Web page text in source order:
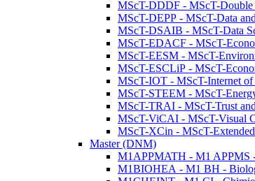
MScT-DDDF - MScT-Double
MScT-DEPP - MScT-Data
MScT-DSAIB - MScT-Data
MScT-EDACF - MScT-
MScT-EESM - MScT-
MScT-ESCLiP - MScT-
MScT-IOT - MScT-Internet
MScT-STEEM - MScT-
MScT-TRAI - MScT-Trust
MScT-ViCAI - MScT-Visual
MScT-XCin - MScT-
Master (DNM)
M1APPMATH - M1 APPMS -
M1BIOHEA - M1 BH -